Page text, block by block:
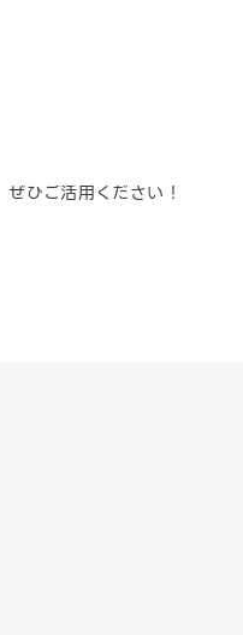
ひご活用ください！